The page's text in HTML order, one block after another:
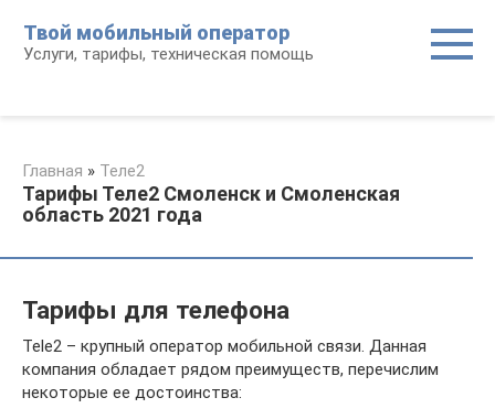
контенту
Твой мобильный оператор
Услуги, тарифы, техническая помощь
Главная » Теле2
Тарифы Теле2 Смоленск и Смоленская
область 2021 года
Тарифы для телефона
Tele2 – крупный оператор мобильной связи. Данная
компания обладает рядом преимуществ, перечислим
некоторые ее достоинства: